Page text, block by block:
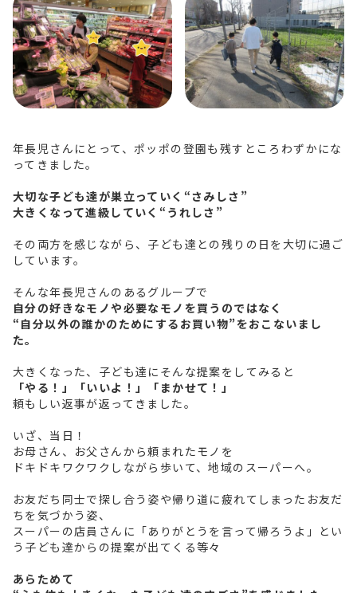
年長児さんにとって、ポッポの登園も残すところわずかにな
ってきました。
大切な子ども達が巣立っていく“さみしさ”
大きくなって進級していく“うれしさ”
その両方を感じながら、子ども達との残りの日を大切に過ご
しています。
そんな年長児さんのあるグループで
自分の好きなモノや必要なモノを買うのではなく
“自分以外の誰かのためにするお買い物”をおこないまし
た。
大きくなった、子ども達にそんな提案をしてみると
「やる！」「いいよ！」「まかせて！」
頼もしい返事が返ってきました。
いざ、当日！
お母さん、お父さんから頼まれたモノを
ドキドキワクワクしながら歩いて、地域のスーパーへ。
お友だち同士で探し合う姿や帰り道に疲れてしまったお友だ
ちを気づかう姿、
スーパーの店員さんに「ありがとうを言って帰ろうよ」とい
う子ども達からの提案が出てくる等々
あらためて